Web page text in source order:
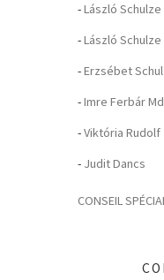
-László
-László Schulze
-Erzsébet
-Imre Ferbár
-Viktória Rudolf
- Judit Dancs
CONSEIL